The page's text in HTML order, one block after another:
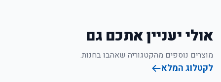
אולי יעניין אתכם גם
מוצרים נוספים מהקטגוריה שאהבו בחנות.
לקטלוג המלא